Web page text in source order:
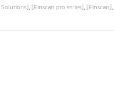
,[Einscan pro series],[Einscan],